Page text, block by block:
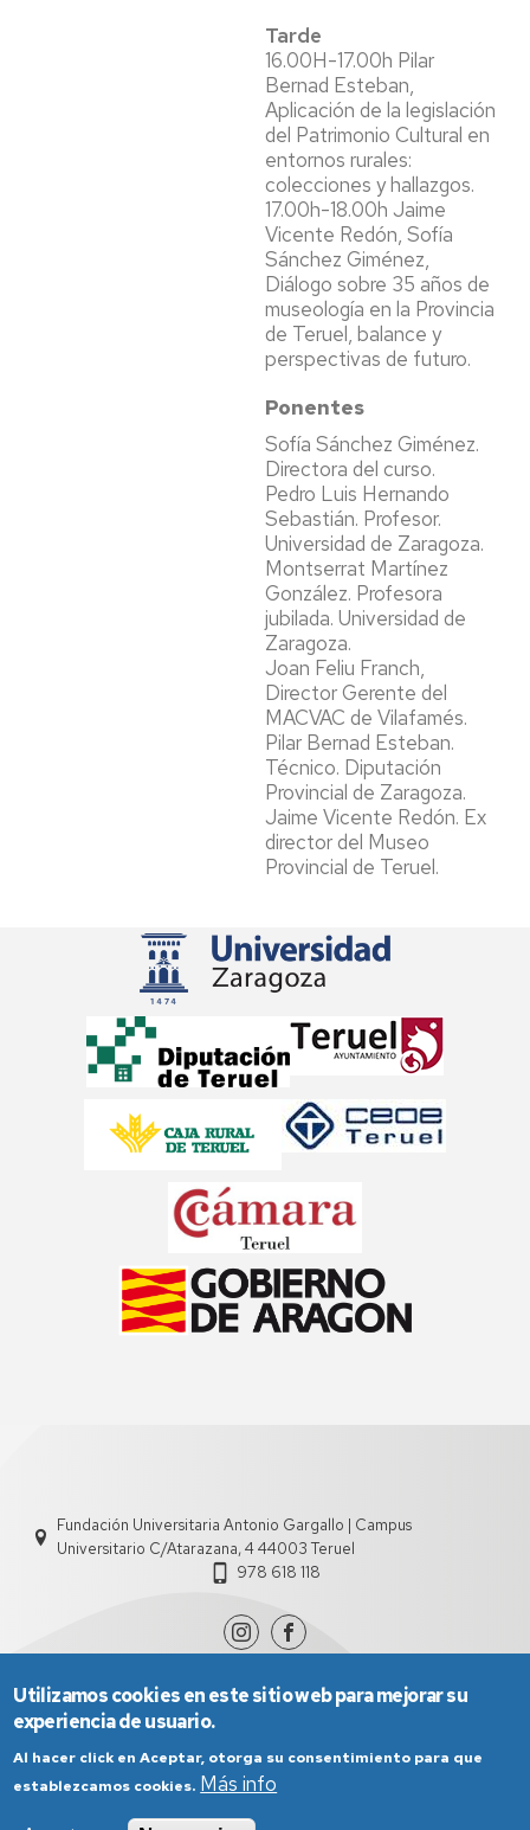
Tarde
16.00H-17.00h Pilar
Bernad Esteban,
Aplicación de la legislación
del Patrimonio Cultural en
entornos rurales:
colecciones y hallazgos.
17.00h-18.00h Jaime
Vicente Redón, Sofía
Sánchez Giménez,
Diálogo sobre 35 años de
museología en la Provincia
de Teruel, balance y
perspectivas de futuro.
Ponentes
Sofía Sánchez Giménez.
Directora del curso.
Pedro Luis Hernando
Sebastián. Profesor.
Universidad de Zaragoza.
Montserrat Martínez
González. Profesora
jubilada. Universidad de
Zaragoza.
Joan Feliu Franch,
Director Gerente del
MACVAC de Vilafamés.
Pilar Bernad Esteban.
Técnico. Diputación
Provincial de Zaragoza.
Jaime Vicente Redón. Ex
director del Museo
Provincial de Teruel.
Fundación Universitaria Antonio Gargallo | Campus
Universitario C/Atarazana, 4 44003 Teruel
978 618 118
Utilizamos cookies en este sitio web para mejorar su
experiencia de usuario.
Al hacer click en Aceptar, otorga su consentimiento para que
establezcamos cookies. Más info